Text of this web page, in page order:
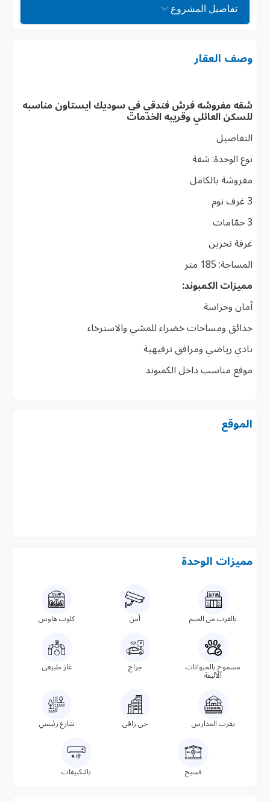
تفاصيل المشروع
وصف العقار
شقه مفروشه فرش فندقي في سوديك ايستاون مناسبه
للسكن العائلي وقريبه الخدمات
التفاصيل
نوع الوحدة: شقة
مفروشة بالكامل
3 غرف نوم
3 حمّامات
غرفة تخزين
المساحة: 185 متر
مميزات الكمبوند:
أمان وحراسة
حدائق ومساحات خضراء للمشي والاسترخاء
نادي رياضي ومرافق ترفيهية
موقع مناسب داخل الكمبوند
الموقع
مميزات الوحدة
بالقرب من الجيم أمن كلوب هاوس
مسموح بالحيوانات
الأليفة
جراج غاز طبيعى
بقرب المدارس حى راقى شارع رئيسي
فسيح بالتكييفات